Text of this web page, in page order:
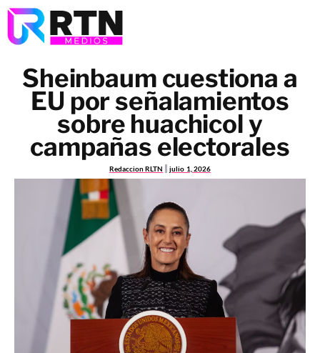
Sheinbaum cuestiona a
EU por señalamientos
sobre huachicol y
campañas electorales
Redaccion RLTN julio 1, 2026